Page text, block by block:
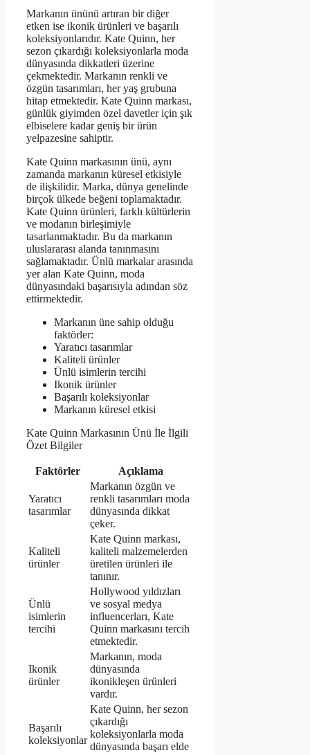
Markanın ününü artıran bir diğer
etken ise ikonik ürünleri ve başarılı
koleksiyonlarıdır. Kate Quinn, her
sezon çıkardığı koleksiyonlarla moda
dünyasında dikkatleri üzerine
çekmektedir. Markanın renkli ve
özgün tasarımları, her yaş grubuna
hitap etmektedir. Kate Quinn markası,
günlük giyimden özel davetler için şık
elbiselere kadar geniş bir ürün
yelpazesine sahiptir.
Kate Quinn markasının ünü, aynı
zamanda markanın küresel etkisiyle
de ilişkilidir. Marka, dünya genelinde
birçok ülkede beğeni toplamaktadır.
Kate Quinn ürünleri, farklı kültürlerin
ve modanın birleşimiyle
tasarlanmaktadır. Bu da markanın
uluslararası alanda tanınmasını
sağlamaktadır. Ünlü markalar arasında
yer alan Kate Quinn, moda
dünyasındaki başarısıyla adından söz
ettirmektedir.
Markanın üne sahip olduğu
faktörler:
Yaratıcı tasarımlar
Kaliteli ürünler
Ünlü isimlerin tercihi
Ikonik ürünler
Başarılı koleksiyonlar
Markanın küresel etkisi
Kate Quinn Markasının Ünü İle İlgili
Özet Bilgiler
Faktörler Açıklama
Yaratıcı
tasarımlar
Markanın özgün ve
renkli tasarımları moda
dünyasında dikkat
çeker.
Kaliteli
ürünler
Kate Quinn markası,
kaliteli malzemelerden
üretilen ürünleri ile
tanınır.
Ünlü
isimlerin
tercihi
Hollywood yıldızları
ve sosyal medya
influencerları, Kate
Quinn markasını tercih
etmektedir.
Ikonik
ürünler
Markanın, moda
dünyasında
ikonikleşen ürünleri
vardır.
Başarılı
koleksiyonlar
Kate Quinn, her sezon
çıkardığı
koleksiyonlarla moda
dünyasında başarı elde